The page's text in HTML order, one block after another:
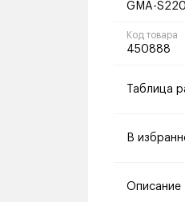
GMA-
Код товара
450888
Таблица
В
Описание